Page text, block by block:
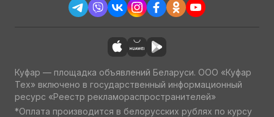
Куфар — площадка объявлений Беларуси. ООО «Куфар
Тех» включено в государственный информационный
ресурс «Реестр рекламораспространителей»
*Оплата производится в белорусских рублях по курсу